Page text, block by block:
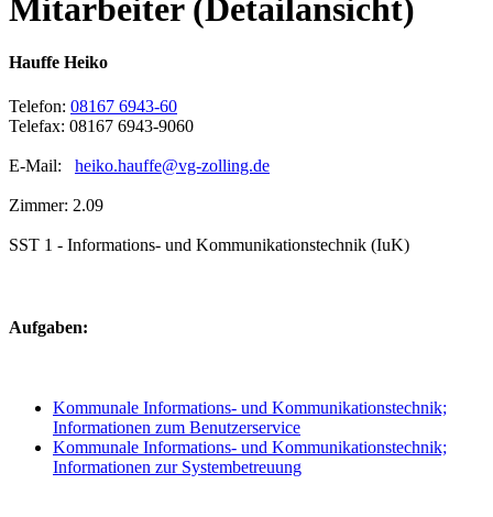
Mitarbeiter (Detailansicht)
Hauffe Heiko
Telefon: 08167 6943-60
Telefax: 08167 6943-9060
E-Mail: heiko.hauffe@vg-zolling.de
Zimmer: 2.09
SST 1 - Informations- und Kommunikationstechnik (IuK)
Aufgaben:
Kommunale Informations- und Kommunikationstechnik;
Informationen zum Benutzerservice
Kommunale Informations- und Kommunikationstechnik;
Informationen zur Systembetreuung